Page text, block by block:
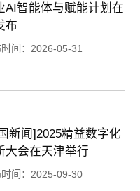
AI智能体与赋能计划在
布
间：2026-05-31
新闻]2025精益数字化
大会在天津举行
时间：2025-09-30